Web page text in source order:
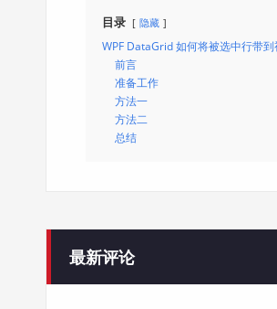
目录 隐藏
WPF DataGrid 如何将被选中行带到
前言
准备工作
方法一
方法二
总结
最新评论